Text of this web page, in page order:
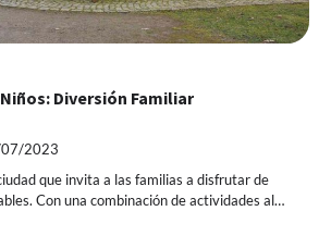
Diversión Familiar
2023
que invita a las familias a disfrutar de
Con una combinación de actividades al…